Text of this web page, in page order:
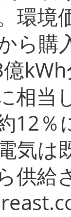
環境
ら購
相当
12％
気は
供給